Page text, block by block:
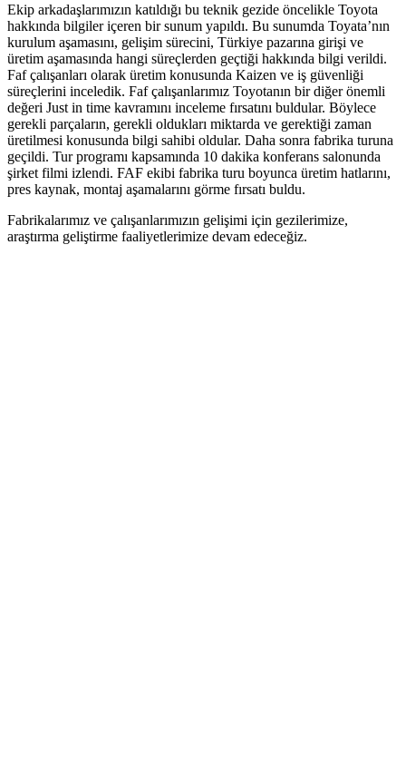
Ekip arkadaşlarımızın katıldığı bu teknik gezide öncelikle Toyota
hakkında bilgiler içeren bir sunum yapıldı. Bu sunumda Toyata’nın
kurulum aşamasını, gelişim sürecini, Türkiye pazarına girişi ve
üretim aşamasında hangi süreçlerden geçtiği hakkında bilgi verildi.
Faf çalışanları olarak üretim konusunda Kaizen ve iş güvenliği
süreçlerini inceledik. Faf çalışanlarımız Toyotanın bir diğer önemli
değeri Just in time kavramını inceleme fırsatını buldular. Böylece
gerekli parçaların, gerekli oldukları miktarda ve gerektiği zaman
üretilmesi konusunda bilgi sahibi oldular. Daha sonra fabrika turuna
geçildi. Tur programı kapsamında 10 dakika konferans salonunda
şirket filmi izlendi. FAF ekibi fabrika turu boyunca üretim hatlarını,
pres kaynak, montaj aşamalarını görme fırsatı buldu.
Fabrikalarımız ve çalışanlarımızın gelişimi için gezilerimize,
araştırma geliştirme faaliyetlerimize devam edeceğiz.